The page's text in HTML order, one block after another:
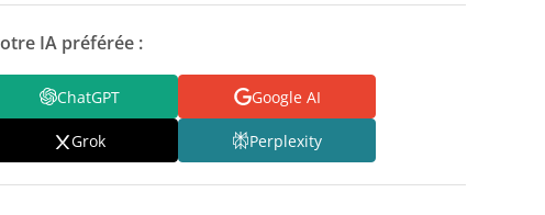
IA préférée :
ChatGPT Google AI
Grok Perplexity